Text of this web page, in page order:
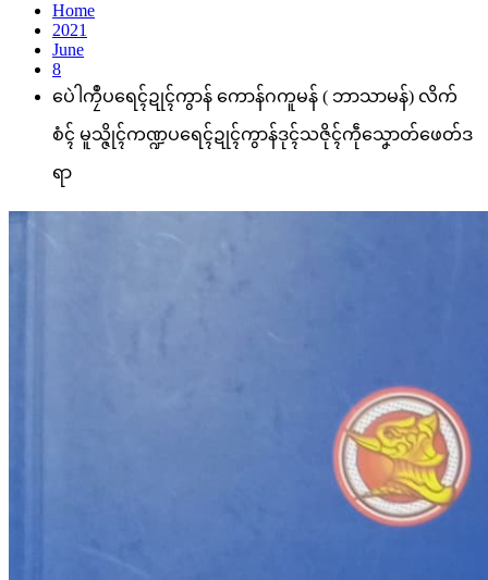
Home
2021
June
8
ပေဲါကၠဳပရေၚ်ဍုၚ်ကွာန် ကောန်ဂကူမန် ( ဘာသာမန်) လိက်
စံၚ် မူသ္ဇိုၚ်ကဏ္ဍပရေၚ်ဍုၚ်ကွာန်ဒုၚ်သဇိုၚ်ကဵုသၞောတ်ဖေတ်ဒ
ရာ